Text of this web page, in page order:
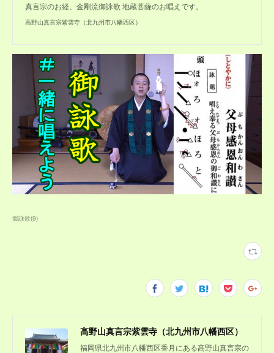
真言宗のお経、金剛流御詠歌 地蔵菩薩のお唱えです。
高野山真言宗紫雲寺（北九州市八幡西区）
御詠歌(9)
高野山真言宗紫雲寺（北九州市八幡西区）
福岡県北九州市八幡西区香月にある高野山真言宗の